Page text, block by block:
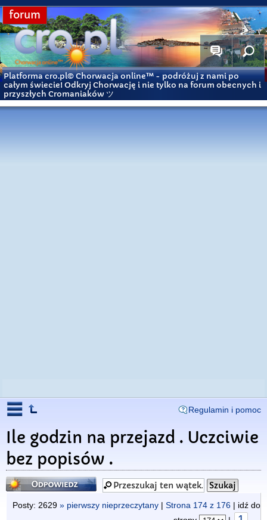
forum
Platforma cro.pl© Chorwacja online™ - podróżuj z nami po
całym świecie! Odkryj Chorwację i nie tylko na forum obecnych i
przyszłych Cromaniaków ツ
Regulamin i pomoc
Ile godzin na przejazd . Uczciwie
bez popisów .
Odpowiedz
Posty: 2629 » pierwszy nieprzeczytany | Strona 174 z 176 | idź do